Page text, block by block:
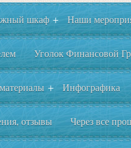
шкаф + Наши
Уголок Финансовой
+ Инфографика
отзывы Через все